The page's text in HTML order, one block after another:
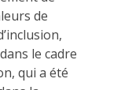
de
le cadre
qui a été